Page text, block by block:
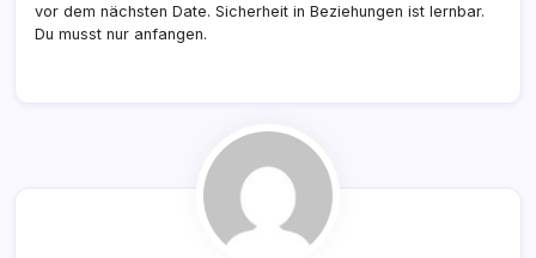
vor dem nächsten Date. Sicherheit in Beziehungen ist lernbar.
Du musst nur anfangen.